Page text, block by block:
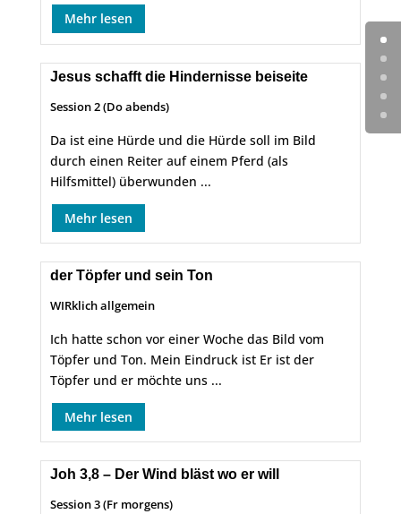
Mehr lesen
Jesus schafft die Hindernisse beiseite
Session 2 (Do abends)
Da ist eine Hürde und die Hürde soll im Bild
durch einen Reiter auf einem Pferd (als
Hilfsmittel) überwunden ...
Mehr lesen
der Töpfer und sein Ton
WIRklich allgemein
Ich hatte schon vor einer Woche das Bild vom
Töpfer und Ton. Mein Eindruck ist Er ist der
Töpfer und er möchte uns ...
Mehr lesen
Joh 3,8 – Der Wind bläst wo er will
Session 3 (Fr morgens)